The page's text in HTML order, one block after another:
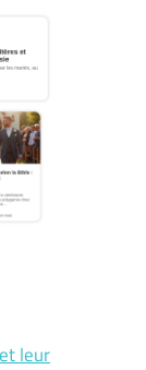
leur